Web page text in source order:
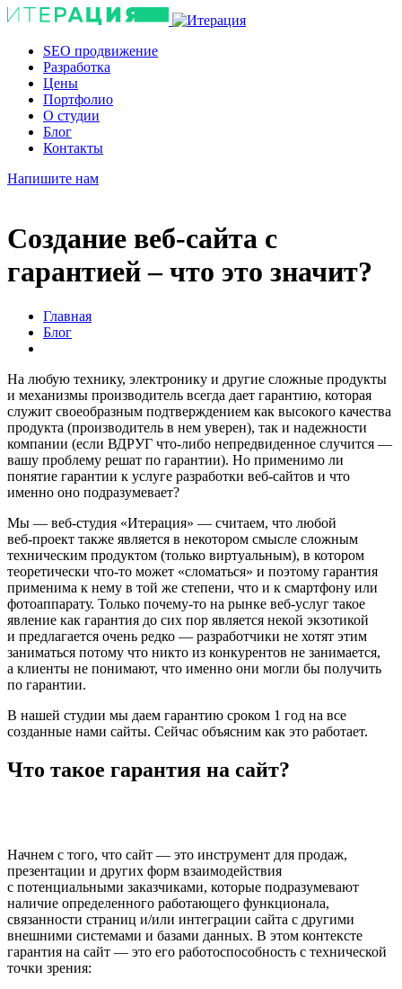
SEO продвижение
Разработка
Цены
Портфолио
О студии
Блог
Контакты
Напишите нам
Создание веб-сайта с
гарантией – что это значит?
Главная
Блог
На любую технику, электронику и другие сложные продукты
и механизмы производитель всегда дает гарантию, которая
служит своеобразным подтверждением как высокого качества
продукта (производитель в нем уверен), так и надежности
компании (если ВДРУГ что-либо непредвиденное случится —
вашу проблему решат по гарантии). Но применимо ли
понятие гарантии к услуге разработки веб-сайтов и что
именно оно подразумевает?
Мы — веб-студия «Итерация» — считаем, что любой
веб-проект также является в некотором смысле сложным
техническим продуктом (только виртуальным), в котором
теоретически что-то может «сломаться» и поэтому гарантия
применима к нему в той же степени, что и к смартфону или
фотоаппарату. Только почему-то на рынке веб-услуг такое
явление как гарантия до сих пор является некой экзотикой
и предлагается очень редко — разработчики не хотят этим
заниматься потому что никто из конкурентов не занимается,
а клиенты не понимают, что именно они могли бы получить
по гарантии.
В нашей студии мы даем гарантию сроком 1 год на все
созданные нами сайты. Сейчас объясним как это работает.
Что такое гарантия на сайт?
Начнем с того, что сайт — это инструмент для продаж,
презентации и других форм взаимодействия
с потенциальными заказчиками, которые подразумевают
наличие определенного работающего функционала,
связанности страниц и/или интеграции сайта с другими
внешними системами и базами данных. В этом контексте
гарантия на сайт — это его работоспособность с технической
точки зрения: